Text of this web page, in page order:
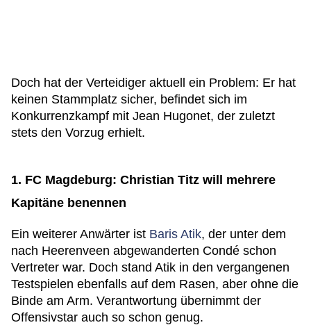
Doch hat der Verteidiger aktuell ein Problem: Er hat
keinen Stammplatz sicher, befindet sich im
Konkurrenzkampf mit Jean Hugonet, der zuletzt
stets den Vorzug erhielt.
1. FC Magdeburg: Christian Titz will mehrere
Kapitäne benennen
Ein weiterer Anwärter ist Baris Atik, der unter dem
nach Heerenveen abgewanderten Condé schon
Vertreter war. Doch stand Atik in den vergangenen
Testspielen ebenfalls auf dem Rasen, aber ohne die
Binde am Arm. Verantwortung übernimmt der
Offensivstar auch so schon genug.